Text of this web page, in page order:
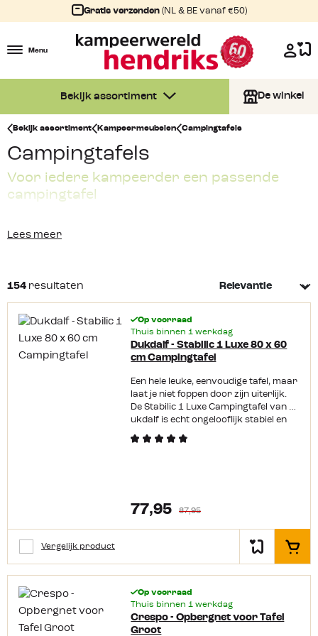
Gratis verzenden (NL & BE vanaf €50)
Menu
Bekijk assortiment De winkel
Bekijk assortiment Kampeermeubelen Campingtafels
Campingtafels
Voor iedere kampeerder een passende
campingtafel
Lees meer
154 resultaten
Op voorraad
Thuis binnen 1 werkdag
Dukdalf - Stabilic 1 Luxe 80 x 60
cm Campingtafel
Een hele leuke, eenvoudige tafel, maar
laat je niet foppen door zijn uiterlijk.
De Stabilic 1 Luxe Campingtafel van D
ukdalf is echt ongelooflijk stabiel en
solide. Het is dan ook een van
de bestverkochte tafels uit ons
frame. Dit maakt de tafel hitte- en
verstelbaar door middel van
alleen maar hoeft om te zetten om de
verbeter punt in vergelijking met
de oude Stabilic 1 waar er nog werd
gewerkt met schroefdraad
77,95 87,95
Vergelijk product In het
Op voorraad
Thuis binnen 1 werkdag
Crespo - Opbergnet voor Tafel
Groot